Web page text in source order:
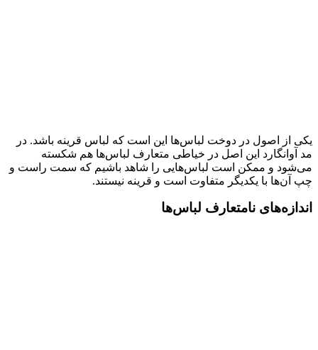
یکی از اصول در دوخت لباس‌ها این است که لباس قرینه باشد. در
مد آوانگارد این اصل در خیاطی متعارف لباس‌ها هم شکسته
می‌شود و ممکن است لباس‌هایی را شاهد باشیم که سمت راست و
چپ آن‌ها با یکدیگر متفاوت است و قرینه نیستند.
اندازه‌های نامتعارف لباس‌ها